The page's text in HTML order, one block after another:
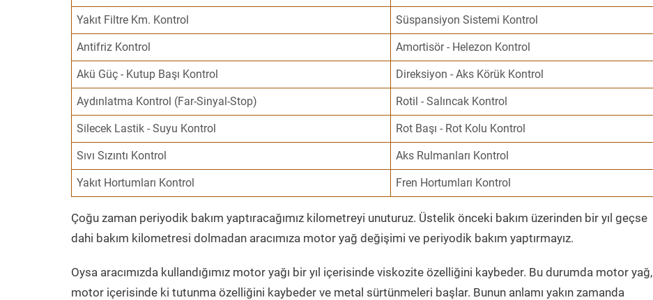
Yakıt Filtre Km. Kontrol Süspansiyon Sistemi Kontrol
Antifriz Kontrol Amortisör - Helezon Kontrol
Akü Güç - Kutup Başı Kontrol Direksiyon - Aks Körük Kontrol
Aydınlatma Kontrol (Far-Sinyal-Stop) Rotil - Salıncak Kontrol
Silecek Lastik - Suyu Kontrol Rot Başı - Rot Kolu Kontrol
Sıvı Sızıntı Kontrol Aks Rulmanları Kontrol
Yakıt Hortumları Kontrol Fren Hortumları Kontrol
Çoğu zaman periyodik bakım yaptıracağımız kilometreyi unuturuz. Üstelik önceki bakım üzerinden bir yıl geçse
dahi bakım kilometresi dolmadan aracımıza motor yağ değişimi ve periyodik bakım yaptırmayız.
Oysa aracımızda kullandığımız motor yağı bir yıl içerisinde viskozite özelliğini kaybeder. Bu durumda motor yağ,
motor içerisinde ki tutunma özelliğini kaybeder ve metal sürtünmeleri başlar. Bunun anlamı yakın zamanda